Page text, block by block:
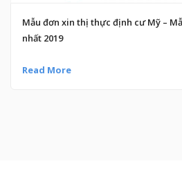
Mẫu đơn xin thị thực định cư Mỹ –
nhất 2019
Read More